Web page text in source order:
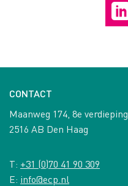
CONTACT
Maanweg 174, 8e verdieping
2516 AB Den Haag
T: +31 (0)70 41 90 309
E: info@ecp.nl